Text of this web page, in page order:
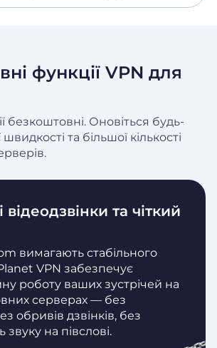
функції VPN для
безкоштовні. Оновіться будь-
та більшої кількості
відеодзвінки та чіткий
вимагають стабільного
VPN забезпечує
роботу ваших зустрічей на
серверах — без
обривів дзвінків, без
на півслові.